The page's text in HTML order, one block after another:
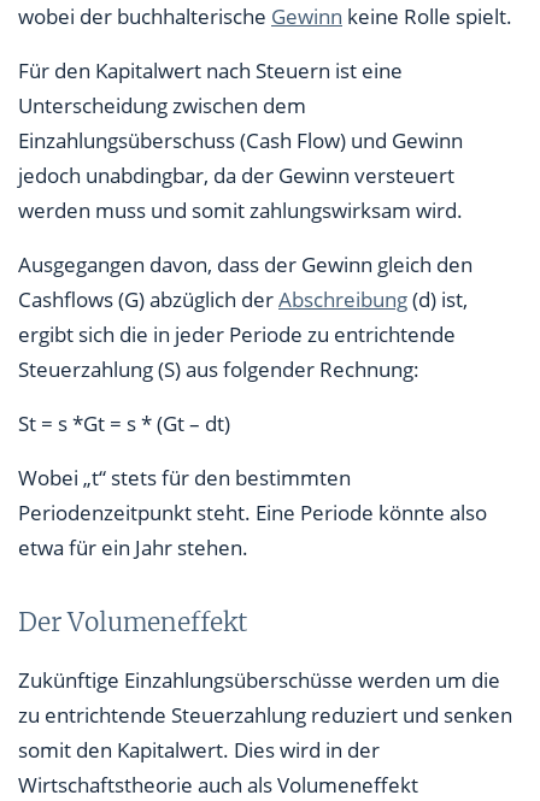
wobei der buchhalterische Gewinn keine Rolle spielt.
Für den Kapitalwert nach Steuern ist eine
Unterscheidung zwischen dem
Einzahlungsüberschuss (Cash Flow) und Gewinn
jedoch unabdingbar, da der Gewinn versteuert
werden muss und somit zahlungswirksam wird.
Ausgegangen davon, dass der Gewinn gleich den
Cashflows (G) abzüglich derAbschreibung(d) ist,
ergibt sich die in jeder Periode zu entrichtende
Steuerzahlung (S) aus folgender Rechnung:
St = s *Gt = s * (Gt – dt)
Wobei „t“ stets für den bestimmten
Periodenzeitpunkt steht. Eine Periode könnte also
etwa für ein Jahr stehen.
Der Volumeneffekt
Zukünftige Einzahlungsüberschüsse werden um die
zu entrichtende Steuerzahlung reduziert und senken
somit den Kapitalwert. Dies wird in der
Wirtschaftstheorie auch als Volumeneffekt